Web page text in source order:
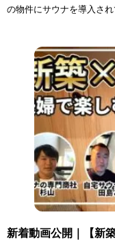
の物件にサウナを導入され
新着動画公開｜【新